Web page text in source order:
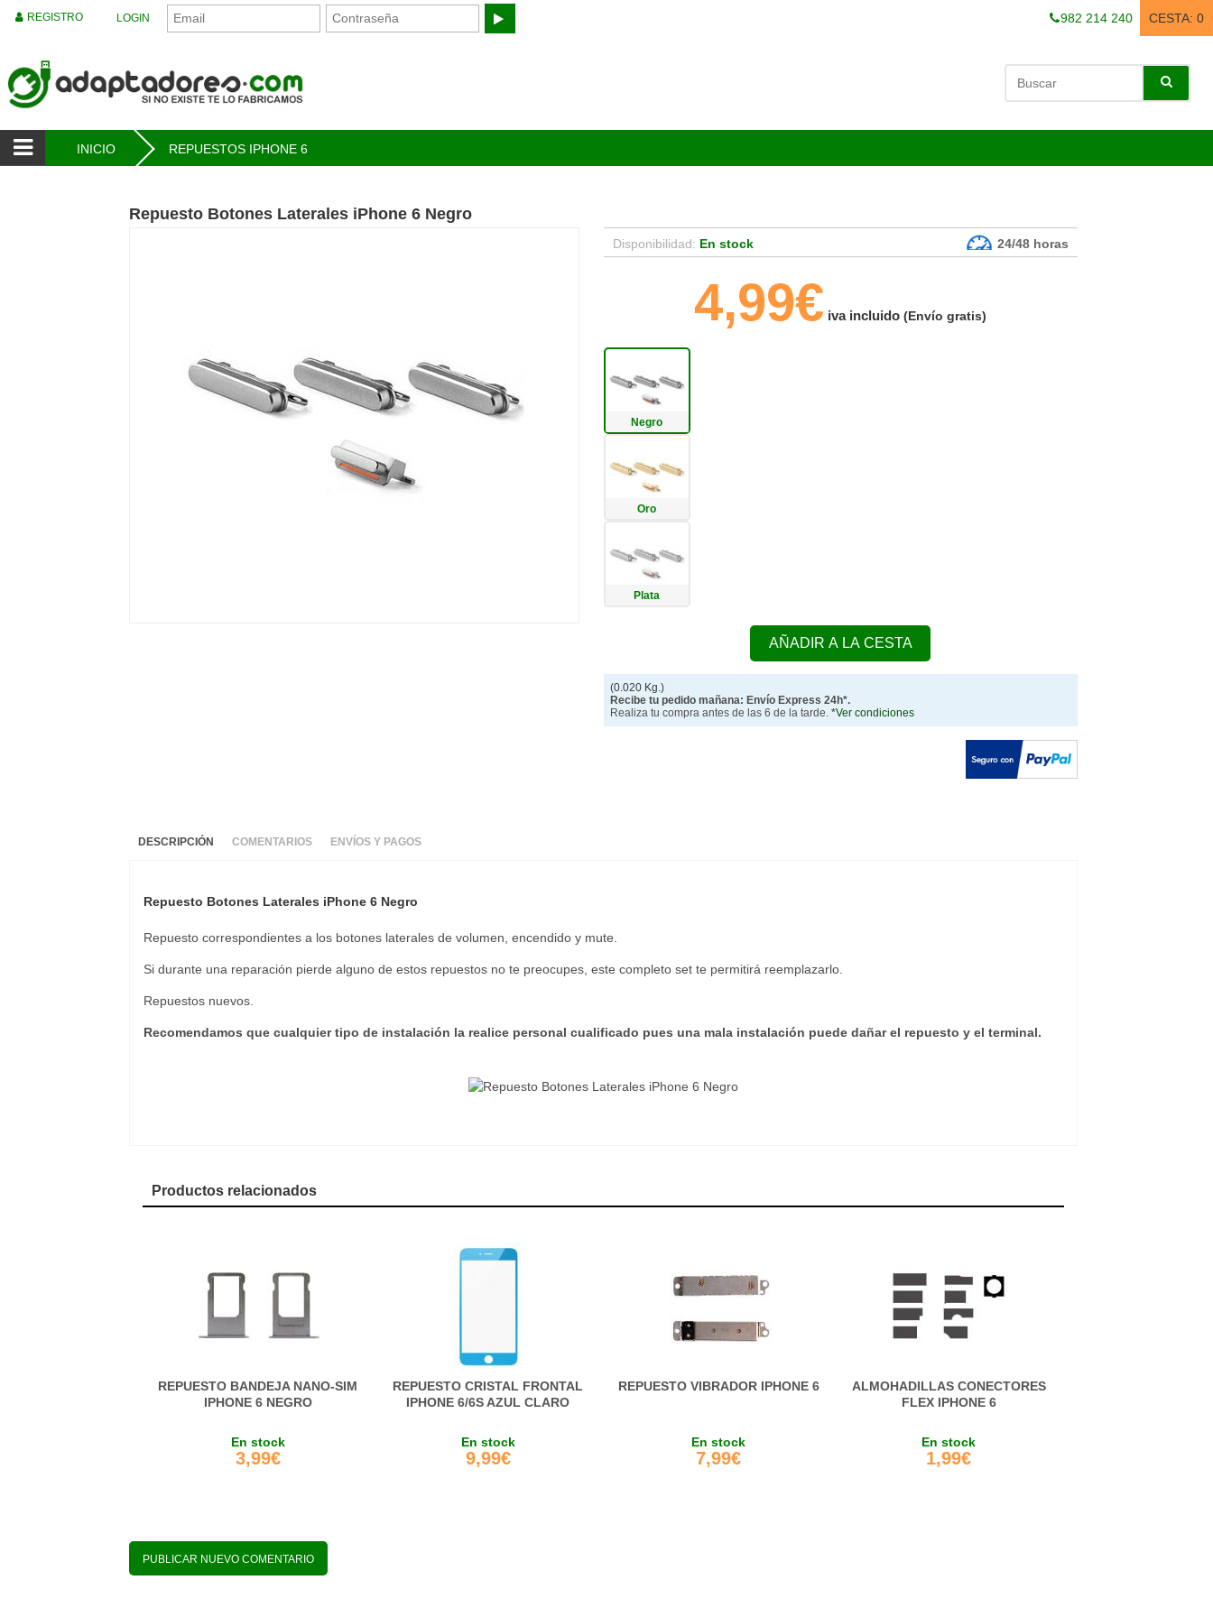
REGISTRO LOGIN CESTA: 0
982 214 240
INICIO REPUESTOS IPHONE 6
Repuesto Botones Laterales iPhone 6 Negro
Disponibilidad: En stock 24/48 horas
4,99€ iva incluido (Envío gratis)
Negro
Oro
Plata
AÑADIR A LA CESTA
(0.020 Kg.)
Recibe tu pedido mañana: Envío Express 24h*.
Realiza tu compra antes de las 6 de la tarde. *Ver condiciones
DESCRIPCIÓN COMENTARIOS ENVÍOS Y PAGOS
Repuesto Botones Laterales iPhone 6 Negro
Repuesto correspondientes a los botones laterales de volumen, encendido y mute.
Si durante una reparación pierde alguno de estos repuestos no te preocupes, este completo set te permitirá reemplazarlo.
Repuestos nuevos.
Recomendamos que cualquier tipo de instalación la realice personal cualificado pues una mala instalación puede dañar el repuesto y el terminal.
Productos relacionados
REPUESTO BANDEJA NANO-SIM
IPHONE 6 NEGRO
En stock
3,99€
REPUESTO CRISTAL FRONTAL
IPHONE 6/6S AZUL CLARO
En stock
9,99€
REPUESTO VIBRADOR IPHONE 6
En stock
7,99€
ALMOHADILLAS CONECTORES
FLEX IPHONE 6
En stock
1,99€
PUBLICAR NUEVO COMENTARIO